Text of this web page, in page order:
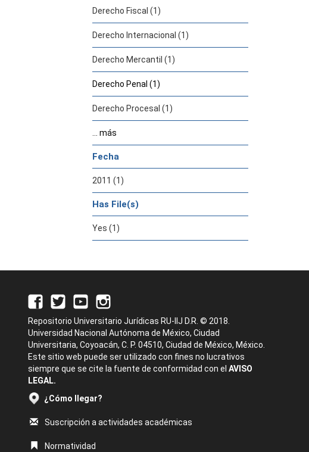
Derecho Fiscal (1)
Derecho Internacional (1)
Derecho Mercantil (1)
Derecho Penal (1)
Derecho Procesal (1)
... más
Fecha
2011 (1)
Has File(s)
Yes (1)
Repositorio Universitario Jurídicas RU-IIJ D.R. © 2018.
Universidad Nacional Autónoma de México, Ciudad
Universitaria, Coyoacán, C. P. 04510, Ciudad de México, México.
Este sitio web puede ser utilizado con fines no lucrativos
siempre que se cite la fuente de conformidad con el AVISO
LEGAL.
¿Cómo llegar?
Suscripción a actividades académicas
Normatividad